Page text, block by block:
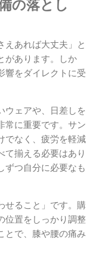
の落とし
えあれば大丈夫」と
があります。しか
響をダイレクトに受
ウェアや、日差しを
常に重要です。サン
でなく、疲労を軽減
て揃える必要はあり
ずつ自分に必要なも
せること」です。購
位置をしっかり調整
とで、膝や腰の痛み